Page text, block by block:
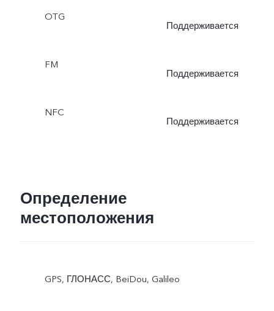
OTG
Поддерживается
FM
Поддерживается
NFC
Поддерживается
Определение
местоположения
GPS, ГЛОНАСС, BeiDou, Galileo